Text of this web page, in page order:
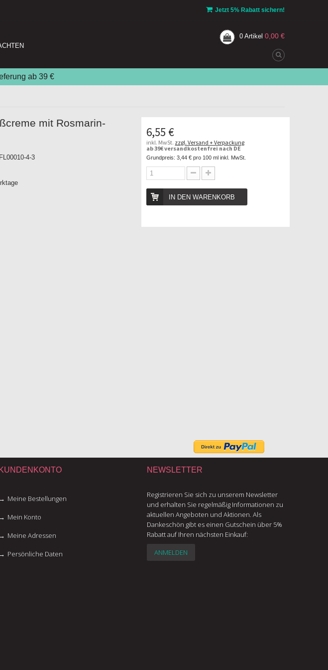
Jetzt 5% Rabatt sichern!
0 Artikel 0,00 €
ab 39 €
mit Rosmarin-
IFL00010-4-3
6,55 €
inkl. MwSt. zzgl. Versand + Verpackung
ab 39€ versandkostenfrei nach DE
Grundpreis: 3,44 € pro 100 ml inkl. MwSt.
IN DEN WARENKORB
KUNDENKONTO
Meine Bestellungen
Mein Konto
Meine Adressen
Persönliche Daten
NEWSLETTER
Registrieren Sie sich zu unserem Newsletter
und erhalten Sie regelmäßig Informationen zu
aktuellen Angeboten und Aktionen. Als
Dankeschön gibt es einen Gutschein über 5%
Rabatt auf Ihren nächsten Einkauf:
ANMELDEN